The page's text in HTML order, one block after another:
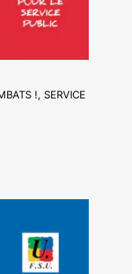
!, SERVICE